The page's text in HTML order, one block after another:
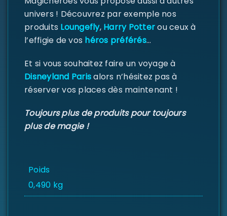
de passe*
Se souvenir de moi
SE CONNECTER
DE PASSE PERDU ?
univers ! Découvrez par exemple nos
produits Loungefly,Harry Potterou ceux à
l’effigie de vos héros préférés…
Et si vous souhaitez faire un voyage à
Disneyland Parisalors n’hésitez pas à
réserver vos places dès maintenant !
Toujours plus de produits pour toujours
plus de magie !
Poids
0,490 kg